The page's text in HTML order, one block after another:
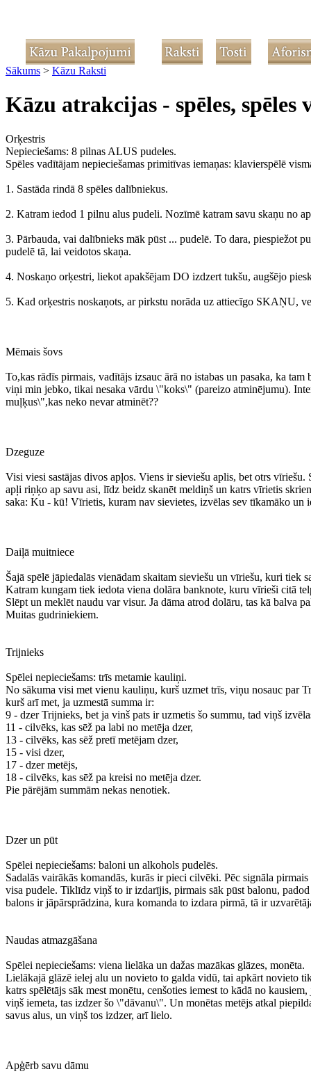
Sākums > Kāzu Raksti
Kāzu atrakcijas - spēles,
Orķestris
Nepieciešams: 8 pilnas ALUS pudeles.
Spēles vadītājam nepieciešamas primitīvas iemaņas: klavierspēlē
1. Sastāda rindā 8 spēles dalībniekus.
2. Katram iedod 1 pilnu alus pudeli. Nozīmē katram savu skaņu no
3. Pārbauda, vai dalībnieks māk pūst ... pudelē. To dara, piespiežot
pudelē tā, lai veidotos skaņa.
4. Noskaņo orķestri, liekot apakšējam DO izdzert tukšu, augšējo
5. Kad orķestris noskaņots, ar pirkstu norāda uz attiecīgo SKAŅU,
Mēmais šovs
To,kas rādīs pirmais, vadītājs izsauc ārā no istabas un pasaka, ka
viņi min jebko, tikai nesaka vārdu \"koks\" (pareizo atminējumu).
muļķus\",kas neko nevar atminēt??
Dzeguze
Visi viesi sastājas divos apļos. Viens ir sieviešu aplis, bet otrs
apļi riņķo ap savu asi, līdz beidz skanēt meldiņš un katrs vīrietis
saka: Ku - kū! Vīrietis, kuram nav sievietes, izvēlas sev tīkamāko un
Daiļā muitniece
Šajā spēlē jāpiedalās vienādam skaitam sieviešu un vīriešu, kuri
Katram kungam tiek iedota viena dolāra banknote, kuru vīrieši citā
Slēpt un meklēt naudu var visur. Ja dāma atrod dolāru, tas kā balva
Muitas gudriniekiem.
Trijnieks
Spēlei nepieciešams: trīs metamie kauliņi.
No sākuma visi met vienu kauliņu, kurš uzmet trīs, viņu nosauc par
kurš arī met, ja uzmestā summa ir:
9 - dzer Trijnieks, bet ja vinš pats ir uzmetis šo summu, tad viņš
11 - cilvēks, kas sēž pa labi no metēja dzer,
13 - cilvēks, kas sēž pretī metējam dzer,
15 - visi dzer,
17 - dzer metējs,
18 - cilvēks, kas sēž pa kreisi no metēja dzer.
Pie pārējām summām nekas nenotiek.
Dzer un pūt
Spēlei nepieciešams: baloni un alkohols pudelēs.
Sadalās vairākās komandās, kurās ir pieci cilvēki. Pēc signāla
visa pudele. Tiklīdz viņš to ir izdarījis, pirmais sāk pūst balonu,
balons ir jāpārsprādzina, kura komanda to izdara pirmā, tā ir
Naudas atmazgāšana
Spēlei nepieciešams: viena lielāka un dažas mazākas glāzes, monēta.
Lielākajā glāzē ielej alu un novieto to galda vidū, tai apkārt novieto
katrs spēlētājs sāk mest monētu, cenšoties iemest to kādā no
viņš iemeta, tas izdzer šo \"dāvanu\". Un monētas metējs atkal
savus alus, un viņš tos izdzer, arī lielo.
Apģērb savu dāmu